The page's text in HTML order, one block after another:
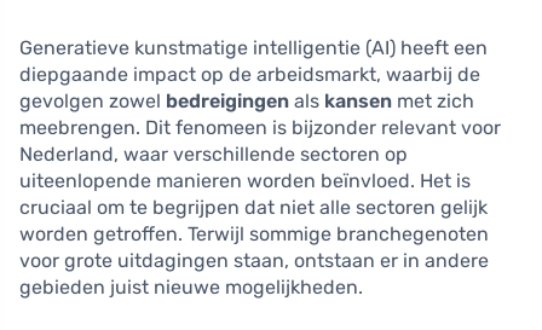
Generatieve kunstmatige intelligentie (AI) heeft een
diepgaande impact op de arbeidsmarkt, waarbij de
gevolgen zowel bedreigingen als kansen met zich
meebrengen. Dit fenomeen is bijzonder relevant voor
Nederland, waar verschillende sectoren op
uiteenlopende manieren worden beïnvloed. Het is
cruciaal om te begrijpen dat niet alle sectoren gelijk
worden getroffen. Terwijl sommige branchegenoten
voor grote uitdagingen staan, ontstaan er in andere
gebieden juist nieuwe mogelijkheden.